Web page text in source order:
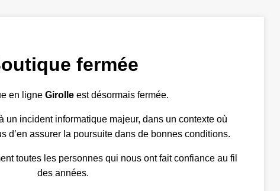
fermée
en ligne Girolle est désormais fermée.
un incident informatique majeur, dans un contexte où
d’en assurer la poursuite dans de bonnes conditions.
toutes les personnes qui nous ont fait confiance au fil
des années.